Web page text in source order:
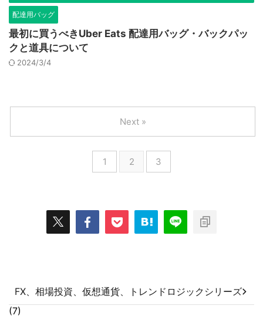
配達用バッグ
最初に買うべきUber Eats 配達用バッグ・バックパッ
クと道具について
2024/3/4
1 2 3
Next »
FX、相場投資、仮想通貨、トレンドロジックシリーズ
(7)